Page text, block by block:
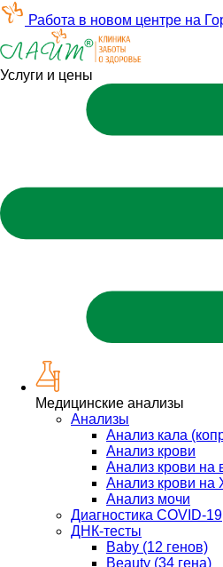
Работа в новом центре на
Услуги и цены
Медицинские анализы
Анализы
Анализ кала
Анализ крови
Анализ крови на
Анализ крови на
Анализ мочи
Диагностика COVID-19
ДНК-тесты
Baby (12 генов)
Beauty (34 гена)